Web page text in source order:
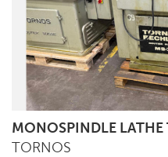
MONOSPINDLE LATHE
TORNOS